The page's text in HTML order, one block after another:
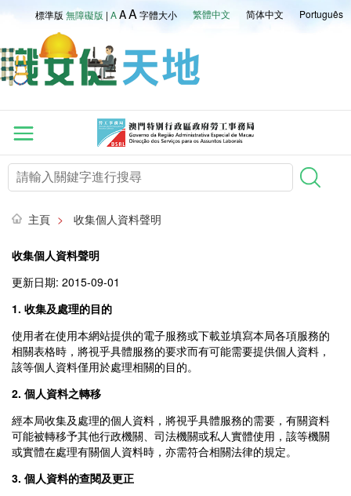
Português
简体中文
繁體中文
標準版 無障礙版 | AAA字體大小
主頁 > 收集個人資料聲明
收集個人資料聲明
更新日期: 2015-09-01
1. 收集及處理的目的
使用者在使用本網站提供的電子服務或下載並填寫本局各項服務的
相關表格時，將視乎具體服務的要求而有可能需要提供個人資料，
該等個人資料僅用於處理相關的目的。
2. 個人資料之轉移
經本局收集及處理的個人資料，將視乎具體服務的需要，有關資料
可能被轉移予其他行政機關、司法機關或私人實體使用，該等機關
或實體在處理有關個人資料時，亦需符合相關法律的規定。
3. 個人資料的查閱及更正